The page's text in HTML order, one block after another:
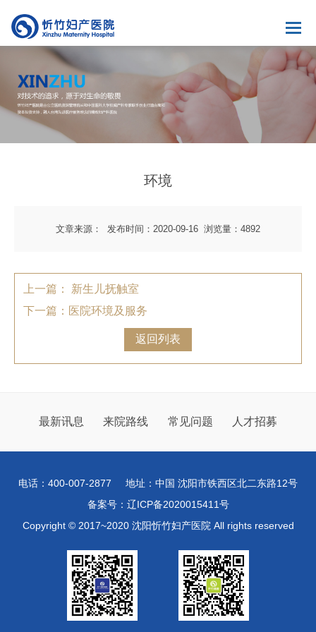
环境
文章来源： 发布时间：2020-09-16 浏览量：4892
上一篇： 新生儿抚触室
返回列表
下一篇：医院环境及服务
最新讯息 来院路线 常见问题 人才招募
电话：400-007-2877
地址：中国 沈阳市铁西区北二东路12号
备案号：辽ICP备2020015411号
Copyright © 2017~2020 沈阳忻竹妇产医院 All rights reserved